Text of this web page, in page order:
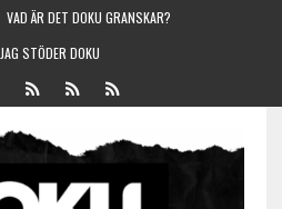
VAD ÄR DET DOKU GRANSKAR?
JAG STÖDER DOKU